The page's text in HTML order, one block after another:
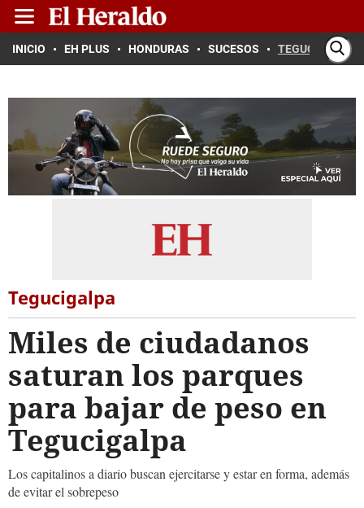
INICIO EH PLUS HONDURAS SUCESOS TEGUCIGALPA
Tegucigalpa
Miles de ciudadanos
saturan los parques
para bajar de peso en
Tegucigalpa
Los capitalinos a diario buscan ejercitarse y estar en forma, además
de evitar el sobrepeso